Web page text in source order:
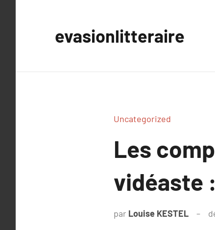
evasionlitteraire
Uncategorized
Les
vidéaste
par Louise KESTEL